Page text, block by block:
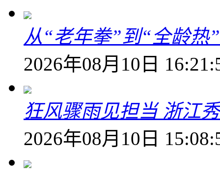
从“老年拳”到“全龄热
2026年08月10日
狂风骤雨见担当 浙江
2026年08月10日